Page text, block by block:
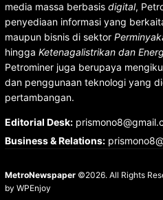
media massa berbasis digital,
penyediaan informasi yang
maupun bisnis di sektor
hingga Ketenagalistrikan dan
Petrominer juga berupaya
dan penggunaan teknologi yang
pertambangan.
Editorial Desk:
Business & Relations:
MetroNewspaper©2026. All Rights
by WPEnjoy